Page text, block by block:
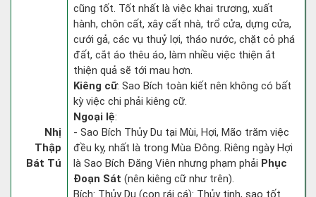
Nhị
Thập
Bát Tú
cũng tốt. Tốt nhất là việc khai trương, xuất
hành, chôn cất, xây cất nhà, trổ cửa, dựng cửa,
cưới gả, các vụ thuỷ lợi, tháo nước, chặt cỏ phá
đất, cắt áo thêu áo, làm nhiều việc thiện ắt
thiện quả sẽ tới mau hơn.
Kiêng cữ: Sao Bích toàn kiết nên không có bất
kỳ việc chi phải kiêng cữ.
Ngoại lệ:
- Sao Bích Thủy Du tại Mùi, Hợi, Mão trăm việc
đều kỵ, nhất là trong Mùa Đông. Riêng ngày Hợi
là Sao Bích Đăng Viên nhưng phạm phải Phục
Đoạn Sát (nên kiêng cữ như trên).
Bích: Thủy Du (con rái cá): Thủy tinh, sao tốt.